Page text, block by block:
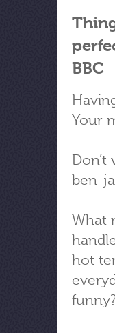
BBC
Your
ben-
What
hot